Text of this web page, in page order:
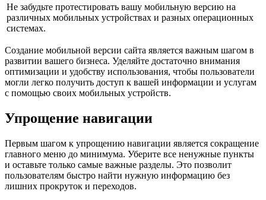
Не забудьте протестировать вашу мобильную версию на
различных мобильных устройствах и разных операционных
системах.
Создание мобильной версии сайта является важным шагом в
развитии вашего бизнеса. Уделяйте достаточно внимания
оптимизации и удобству использования, чтобы пользователи
могли легко получить доступ к вашей информации и услугам
с помощью своих мобильных устройств.
Упрощение навигации
Первым шагом к упрощению навигации является сокращение
главного меню до минимума. Уберите все ненужные пункты
и оставьте только самые важные разделы. Это позволит
пользователям быстро найти нужную информацию без
лишних прокруток и переходов.